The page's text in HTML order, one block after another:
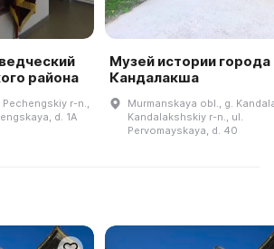
района
r-n.,
d. 1A
Музей истории города
Кандалакша
Murmanskaya obl., g.
Kandalakshskiy r-n., ul.
Pervomayskaya, d. 40